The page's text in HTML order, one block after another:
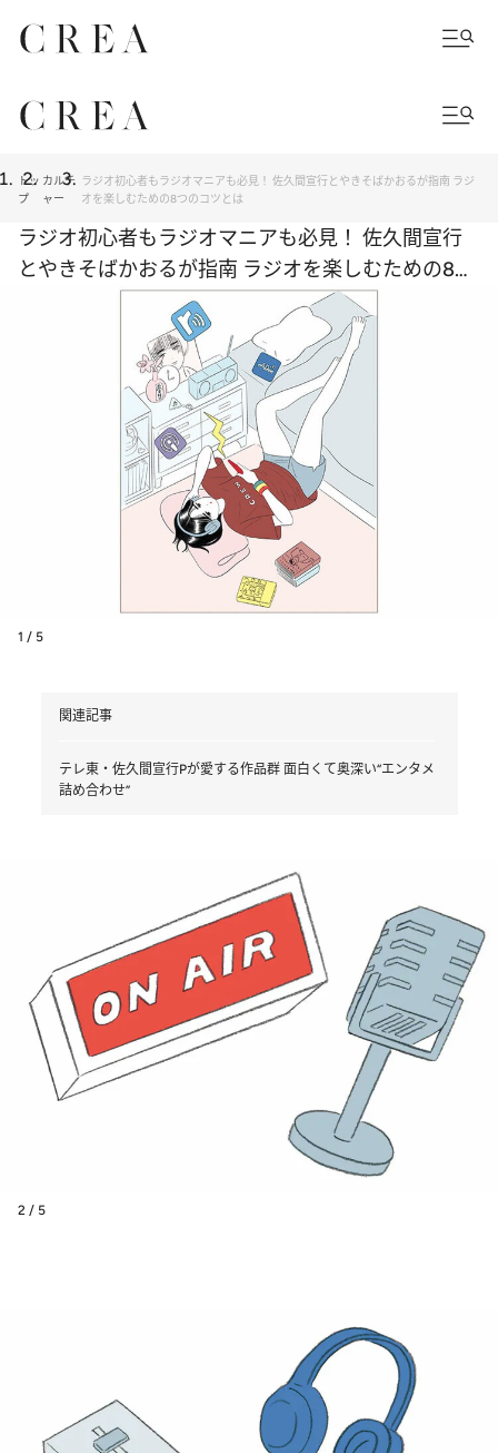
トッ
プ
カルチ
ャー
ラジオ初心者もラジオマニアも必見！ 佐久間宣行とやきそばかおるが指南 ラジ
オを楽しむための8つのコツとは
ラジオ初心者もラジオマニアも必見！ 佐久間宣行
とやきそばかおるが指南 ラジオを楽しむための8つ
1 / 5
関連記事
テレ東・佐久間宣行Pが愛する作品群 面白くて奥深い“エンタメ
詰め合わせ”
2 / 5